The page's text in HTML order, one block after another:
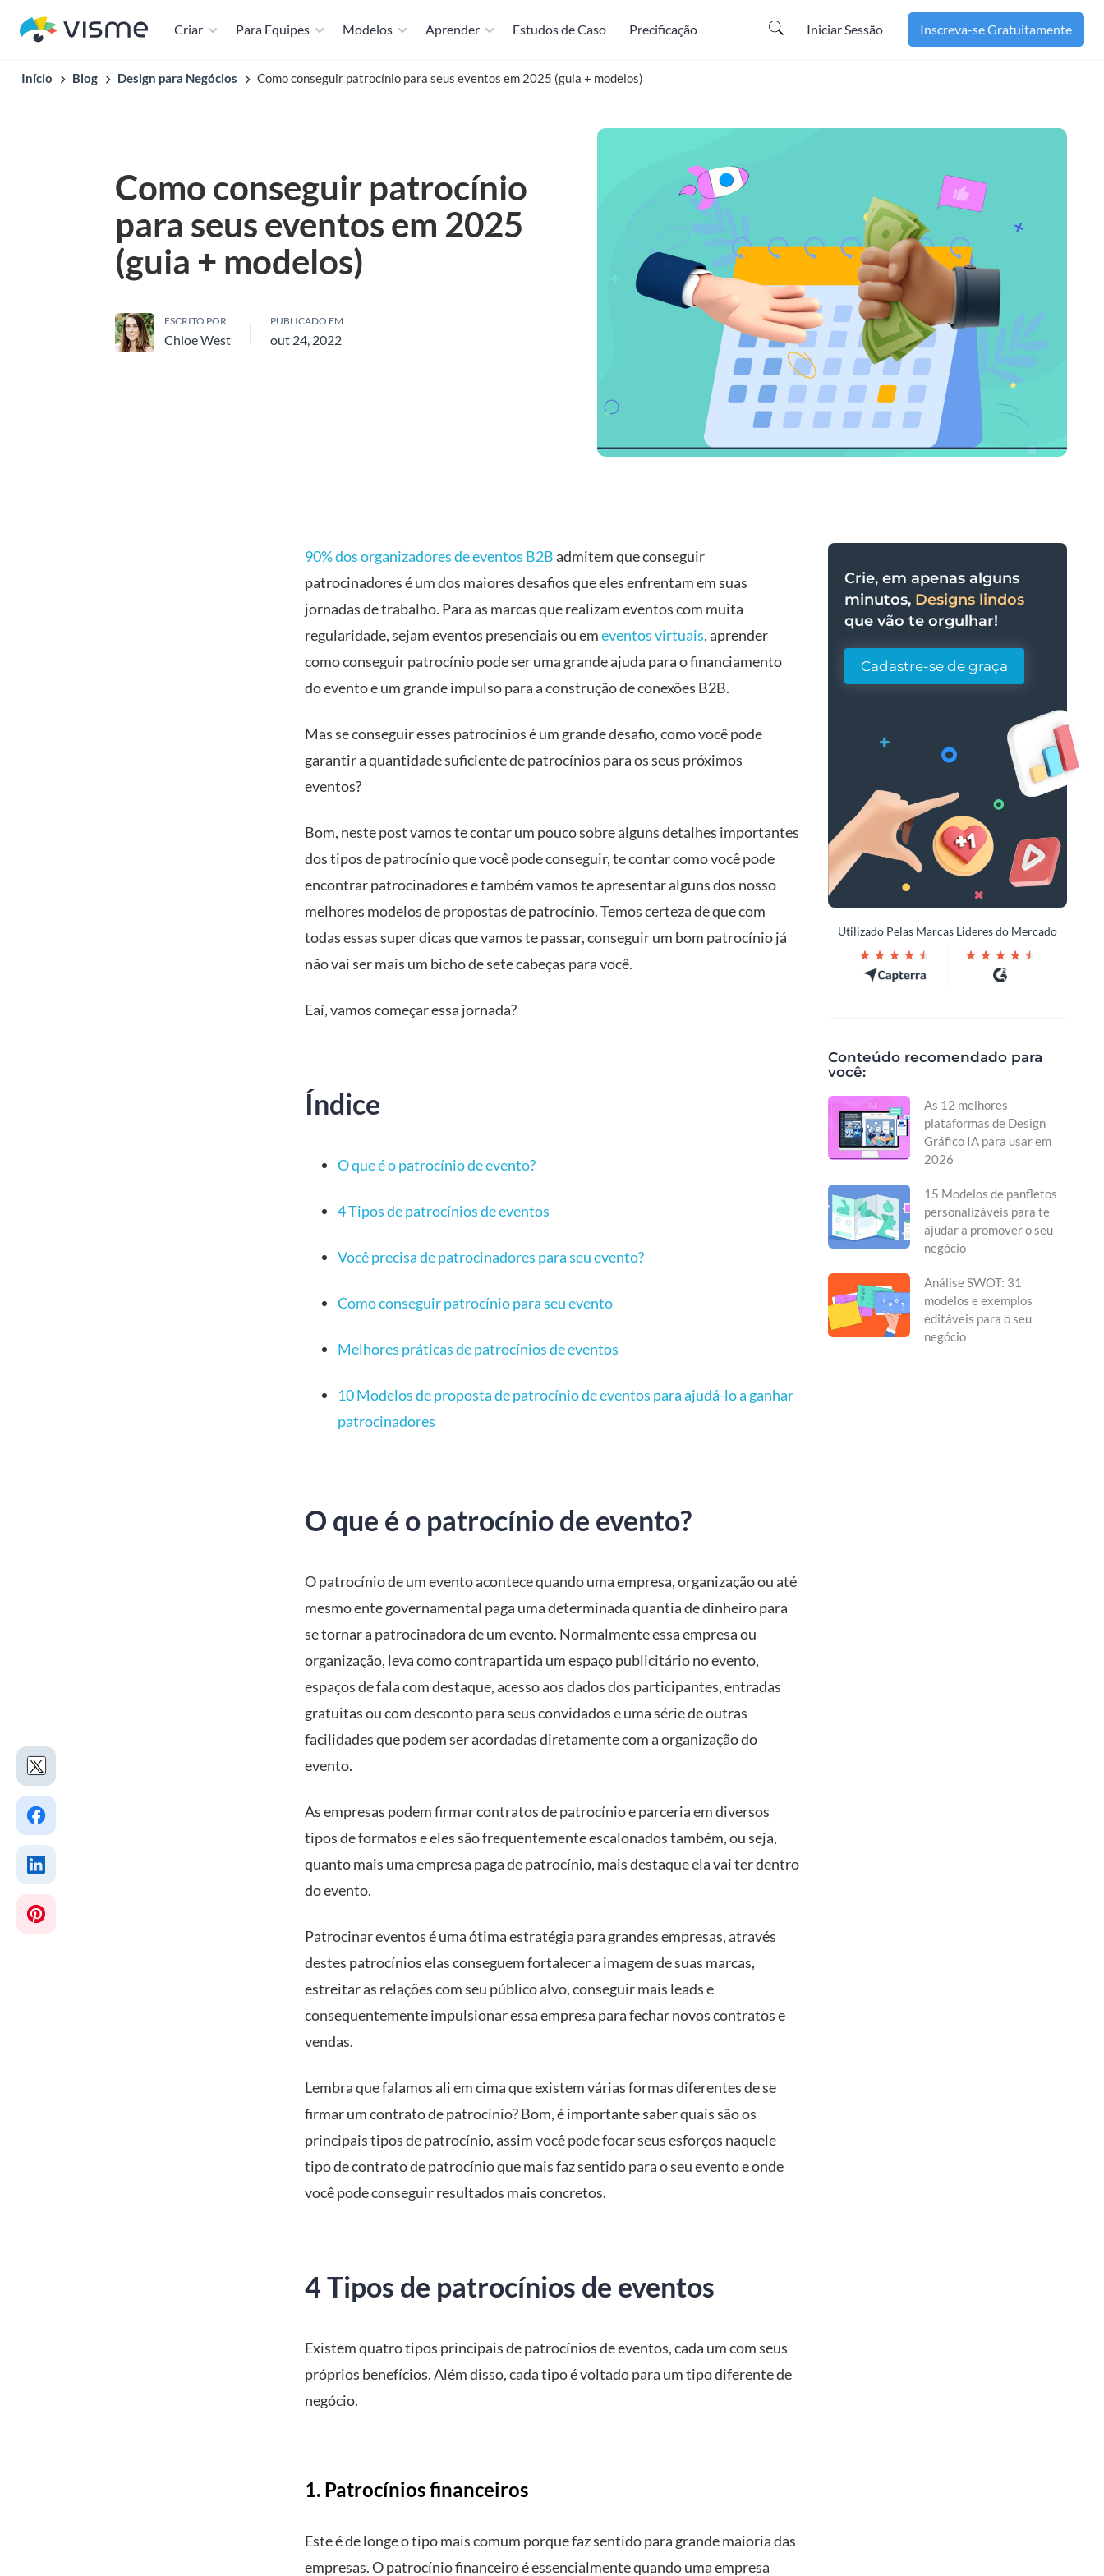
Criar Para Equipes Modelos Aprender Estudos de Caso Precificação Iniciar Sessão Inscreva-se Gratuitamente
Início Blog Design para Negócios Como conseguir patrocínio para seus eventos em 2025 (guia + modelos)
Como conseguir patrocínio
para seus eventos em 2025
(guia + modelos)
ESCRITO POR
Chloe West
PUBLICADO EM
out 24, 2022
90% dos organizadores de eventos B2Badmitem que conseguir
patrocinadores é um dos maiores desafios que eles enfrentam em suas
jornadas de trabalho. Para as marcas que realizam eventos com muita
regularidade, sejam eventos presenciais ou emeventos virtuais, aprender
como conseguir patrocínio pode ser uma grande ajuda para o financiamento
do evento e um grande impulso para a construção de conexões B2B.
Mas se conseguir esses patrocínios é um grande desafio, como você pode
garantir a quantidade suficiente de patrocínios para os seus próximos
eventos?
Bom, neste post vamos te contar um pouco sobre alguns detalhes importantes
dos tipos de patrocínio que você pode conseguir, te contar como você pode
encontrar patrocinadores e também vamos te apresentar alguns dos nosso
melhores modelos de propostas de patrocínio. Temos certeza de que com
todas essas super dicas que vamos te passar, conseguir um bom patrocínio já
não vai ser mais um bicho de sete cabeças para você.
Eaí, vamos começar essa jornada?
Índice
O que é o patrocínio de evento?
4 Tipos de patrocínios de eventos
Você precisa de patrocinadores para seu evento?
Como conseguir patrocínio para seu evento
Melhores práticas de patrocínios de eventos
10 Modelos de proposta de patrocínio de eventos para ajudá-lo a ganhar
patrocinadores
O que é o patrocínio de evento?
O patrocínio de um evento acontece quando uma empresa, organização ou até
mesmo ente governamental paga uma determinada quantia de dinheiro para
se tornar a patrocinadora de um evento. Normalmente essa empresa ou
organização, leva como contrapartida um espaço publicitário no evento,
espaços de fala com destaque, acesso aos dados dos participantes, entradas
gratuitas ou com desconto para seus convidados e uma série de outras
facilidades que podem ser acordadas diretamente com a organização do
evento.
As empresas podem firmar contratos de patrocínio e parceria em diversos
tipos de formatos e eles são frequentemente escalonados também, ou seja,
quanto mais uma empresa paga de patrocínio, mais destaque ela vai ter dentro
do evento.
Patrocinar eventos é uma ótima estratégia para grandes empresas, através
destes patrocínios elas conseguem fortalecer a imagem de suas marcas,
estreitar as relações com seu público alvo, conseguir mais leads e
consequentemente impulsionar essa empresa para fechar novos contratos e
vendas.
Lembra que falamos ali em cima que existem várias formas diferentes de se
firmar um contrato de patrocínio? Bom, é importante saber quais são os
principais tipos de patrocínio, assim você pode focar seus esforços naquele
tipo de contrato de patrocínio que mais faz sentido para o seu evento e onde
você pode conseguir resultados mais concretos.
4 Tipos de patrocínios de eventos
Existem quatro tipos principais de patrocínios de eventos, cada um com seus
próprios benefícios. Além disso, cada tipo é voltado para um tipo diferente de
negócio.
1. Patrocínios financeiros
Este é de longe o tipo mais comum porque faz sentido para grande maioria das
empresas. O patrocínio financeiro é essencialmente quando uma empresa
Crie, em apenas alguns
minutos, Designs lindos
que vão te orgulhar!
Cadastre-se de graça
Utilizado Pelas Marcas Lideres do Mercado
Conteúdo recomendado para
você:
As 12 melhores
plataformas de Design
Gráfico IA para usar em
2026
15 Modelos de panfletos
personalizáveis para te
ajudar a promover o seu
negócio
Análise SWOT: 31
modelos e exemplos
editáveis para o seu
negócio